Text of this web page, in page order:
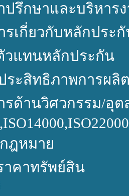
ปรึกษาและบริหา
รเกี่ยวกับหลักประ
วแทนหลักประกัน
ระสิทธิภาพการผลิ
รด้านวิศวกรรม/อุ
ฎหมาย
าคาทรัพย์สิน